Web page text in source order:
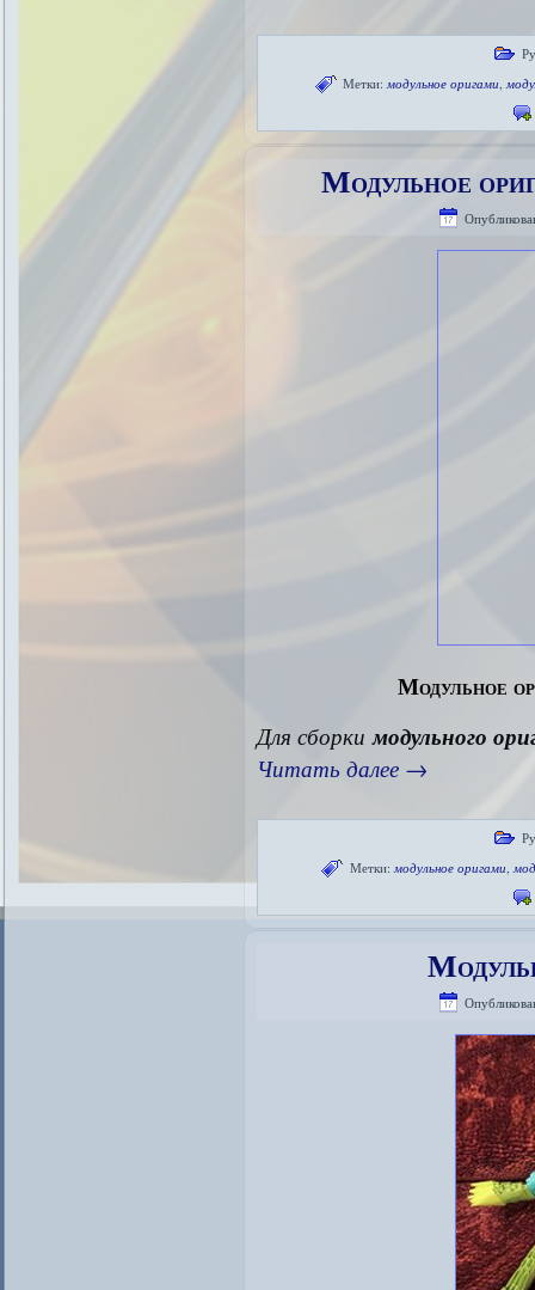
Метки: модульное оригами,
Модульное
Модульное
Для сборкимодульного
Читать далее →
Метки: модульное оригами,